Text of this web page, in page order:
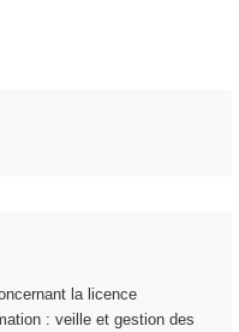
la licence
: veille et gestion des